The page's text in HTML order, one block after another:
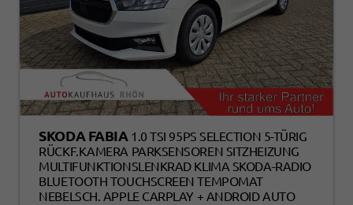
SKODA FABIA 1.0 TSI 95PS SELECTION 5-TÜRIG
RÜCKF.KAMERA PARKSENSOREN SITZHEIZUNG
MULTIFUNKTIONSLENKRAD KLIMA SKODA-RADIO
BLUETOOTH TOUCHSCREEN TEMPOMAT
NEBELSCH. APPLE CARPLAY + ANDROID AUTO